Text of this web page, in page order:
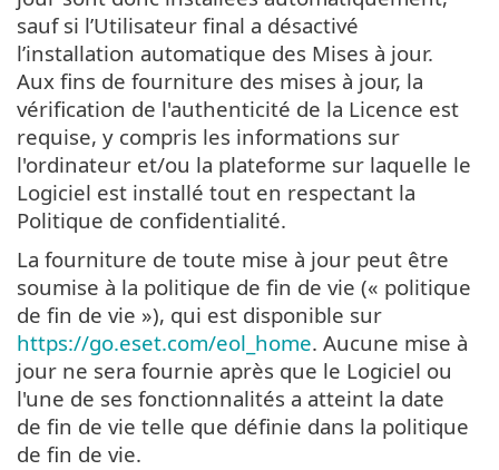
sauf si l’Utilisateur final a désactivé
l’installation automatique des Mises à jour.
Aux fins de fourniture des mises à jour, la
vérification de l'authenticité de la Licence est
requise, y compris les informations sur
l'ordinateur et/ou la plateforme sur laquelle le
Logiciel est installé tout en respectant la
Politique de confidentialité.
La fourniture de toute mise à jour peut être
soumise à la politique de fin de vie (« politique
de fin de vie »), qui est disponible sur
https://go.eset.com/eol_home. Aucune mise à
jour ne sera fournie après que le Logiciel ou
l'une de ses fonctionnalités a atteint la date
de fin de vie telle que définie dans la politique
de fin de vie.